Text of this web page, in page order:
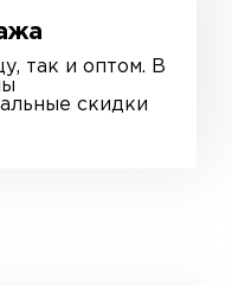
так и оптом. В
скидки